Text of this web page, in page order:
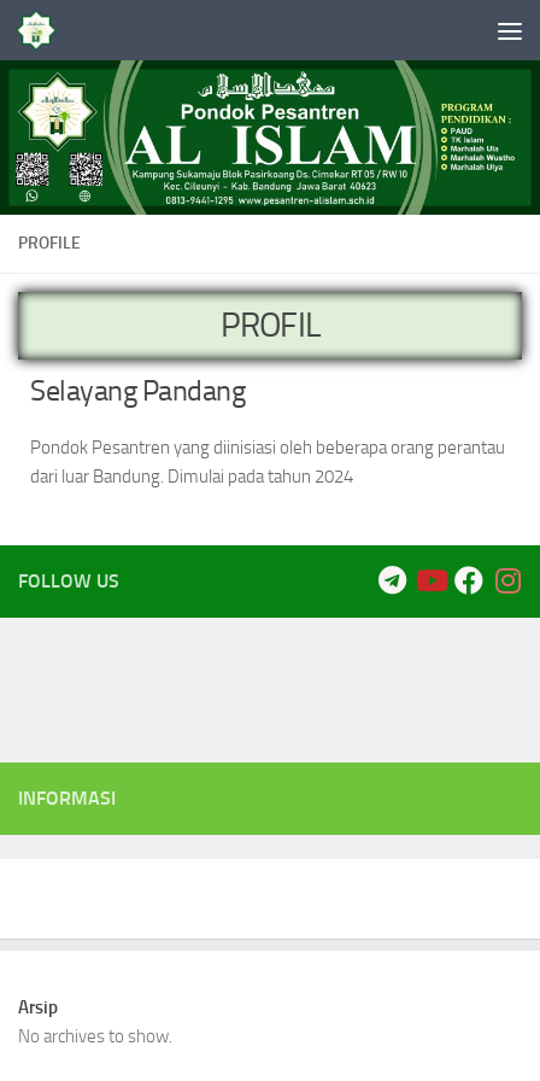
Skip to content
PROFILE
PROFIL
Selayang Pandang
Pondok Pesantren yang diinisiasi oleh beberapa orang perantau
dari luar Bandung. Dimulai pada tahun 2024
FOLLOW US
INFORMASI
Arsip
No archives to show.